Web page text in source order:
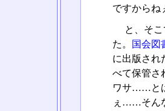
ですからね
と、そ
た。
国会図
に出版され
べて保管さ
ワサ……と
ぇ……そん